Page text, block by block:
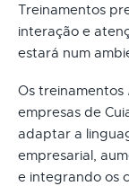
Treinamentos
interação e
estará num
Os treinamentos
empresas de
adaptar a
empresarial,
e integrando os